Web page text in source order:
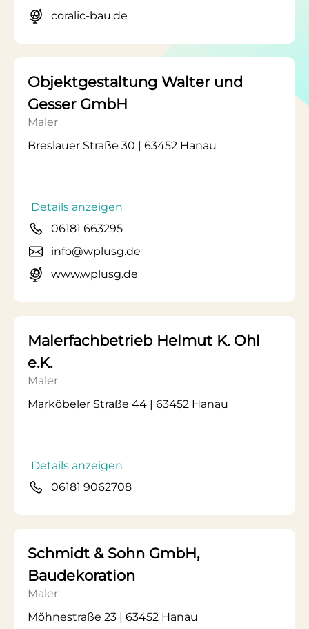
coralic-bau.de
Objektgestaltung Walter und
Gesser GmbH
Maler
Breslauer Straße 30 | 63452 Hanau
Details anzeigen
06181 663295
info@wplusg.de
www.wplusg.de
Malerfachbetrieb Helmut K. Ohl
e.K.
Maler
Marköbeler Straße 44 | 63452 Hanau
Details anzeigen
06181 9062708
Schmidt & Sohn GmbH,
Baudekoration
Maler
Möhnestraße 23 | 63452 Hanau